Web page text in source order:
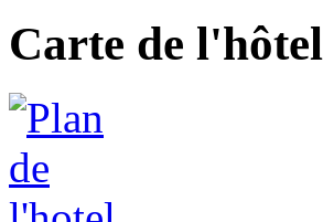
Carte de l'hôtel